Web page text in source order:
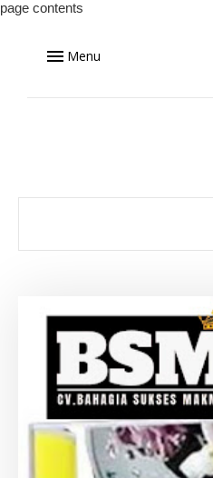
page contents
Menu